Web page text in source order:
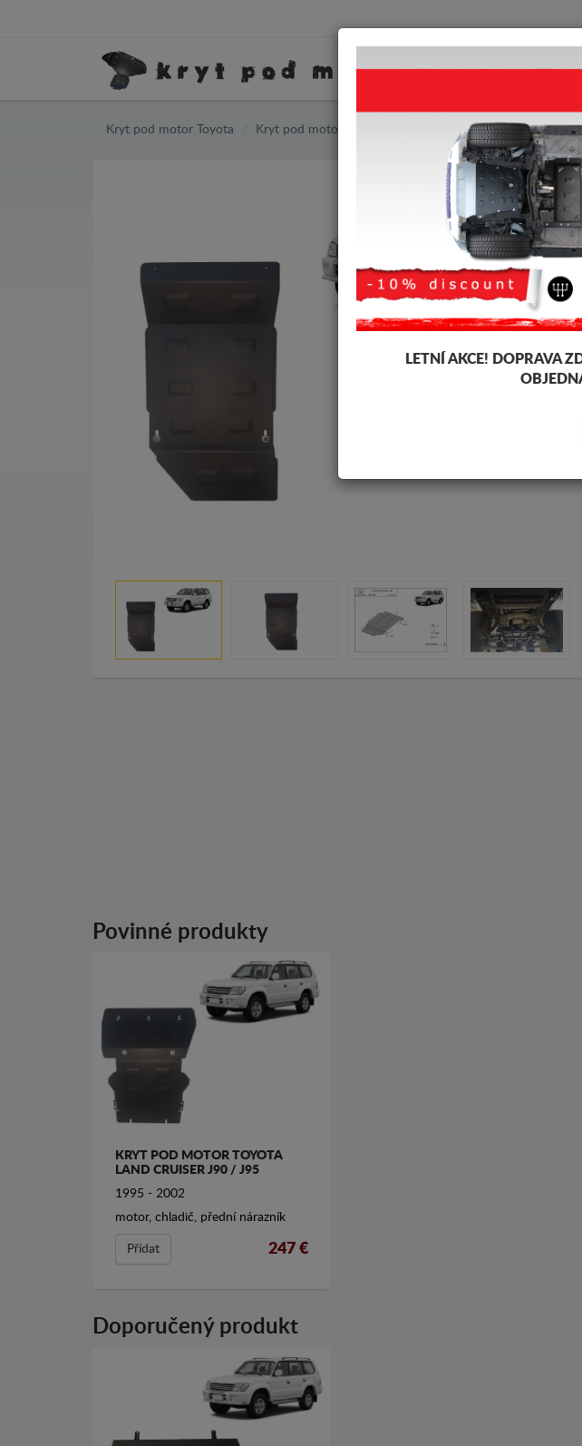
KRYT POD
Kryt pod motor Toyota Kryt pod motor Toyota Land Cruiser
Povinné produkty
KRYT POD MOTOR TOYOTA
LAND CRUISER J90 / J95
1995 - 2002
motor, chladič, přední nárazník
Přídat 247 €
Doporučený produkt
LETNÍ AKCE! DOPRAVA